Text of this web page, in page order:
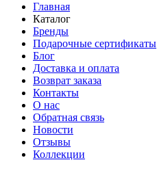
Главная
Каталог
Бренды
Подарочные сертификаты
Блог
Доставка и оплата
Возврат заказа
Контакты
О нас
Обратная связь
Новости
Отзывы
Коллекции